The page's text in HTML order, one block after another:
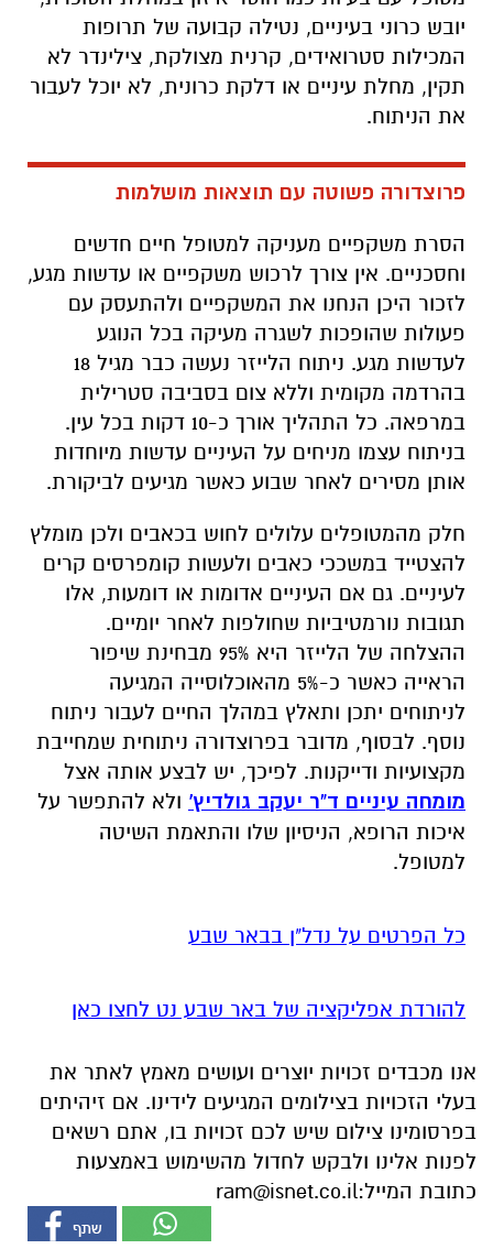
הראייה או עדשות המגע לצמיתות ולשפר את
הנראות והראייה. מדובר על הסרת משקפיים
בלייזרשמחייבת התאמה של המטופל. כלומר,
מטופל עם בעיות כמו חוסר איזון במחלת הסוכרת,
המכילות סטרואידים, קרנית מצולקת, צילינדר לא
תקין, מחלת עיניים או דלקת כרונית, לא יוכל לעבור
פרוצדורה פשוטה עם תוצאות מושלמות
הסרת משקפיים מעניקה למטופל חיים חדשים
וחסכניים. אין צורך לרכוש משקפיים או עדשות מגע,
לזכור היכן הנחנו את המשקפיים ולהתעסק עם
פעולות שהופכות לשגרה מעיקה בכל הנוגע
לעדשות מגע. ניתוח הלייזר נעשה כבר מגיל 18
במרפאה. כל התהליך אורך כ-10 דקות בכל עין.
בניתוח עצמו מניחים על העיניים עדשות מיוחדות
אותן מסירים לאחר שבוע כאשר מגיעים לביקורת.
חלק מהמטופלים עלולים לחוש בכאבים ולכן מומלץ
להצטייד במשככי כאבים ולעשות קומפרסים קרים
לעיניים. גם אם העיניים אדומות או דומעות, אלו
תגובות נורמטיביות שחולפות לאחר יומיים.
ההצלחה של הלייזר היא 95% מבחינת שיפור
הראייה כאשר כ-5% מהאוכלוסייה המגיעה
לניתוחים יתכן ותאלץ במהלך החיים לעבור ניתוח
נוסף. לבסוף, מדובר בפרוצדורה ניתוחית שמחייבת
איכות הרופא, הניסיון שלו והתאמת השיטה
להורדת אפליקציה של באר שבע נט לחצו כאן
אנו מכבדים זכויות יוצרים ועושים מאמץ לאתר את
בעלי הזכויות בצילומים המגיעים לידינו. אם זיהיתים
בפרסומינו צילום שיש לכם זכויות בו, אתם רשאים